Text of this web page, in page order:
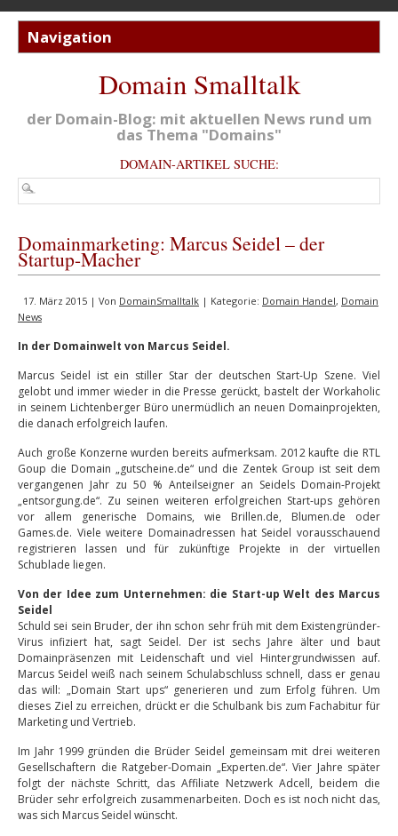
Domain Smalltalk
der Domain-Blog: mit aktuellen News rund um
das Thema "Domains"
DOMAIN-ARTIKEL SUCHE:
Domainmarketing: Marcus Seidel – der
Startup-Macher
17. März 2015 | Von DomainSmalltalk | Kategorie: Domain Handel, Domain
News
In der Domainwelt von Marcus Seidel.
Marcus Seidel ist ein stiller Star der deutschen Start-Up Szene. Viel
gelobt und immer wieder in die Presse gerückt, bastelt der Workaholic
in seinem Lichtenberger Büro unermüdlich an neuen Domainprojekten,
die danach erfolgreich laufen.
Auch große Konzerne wurden bereits aufmerksam. 2012 kaufte die RTL
Goup die Domain „gutscheine.de“ und die Zentek Group ist seit dem
vergangenen Jahr zu 50 % Anteilseigner an Seidels Domain-Projekt
„entsorgung.de“. Zu seinen weiteren erfolgreichen Start-ups gehören
vor allem generische Domains, wie Brillen.de, Blumen.de oder
Games.de. Viele weitere Domainadressen hat Seidel vorausschauend
registrieren lassen und für zukünftige Projekte in der virtuellen
Schublade liegen.
Von der Idee zum Unternehmen: die Start-up Welt des Marcus
Seidel
Schuld sei sein Bruder, der ihn schon sehr früh mit dem Existengründer-
Virus infiziert hat, sagt Seidel. Der ist sechs Jahre älter und baut
Domainpräsenzen mit Leidenschaft und viel Hintergrundwissen auf.
Marcus Seidel weiß nach seinem Schulabschluss schnell, dass er genau
das will: „Domain Start ups“ generieren und zum Erfolg führen. Um
dieses Ziel zu erreichen, drückt er die Schulbank bis zum Fachabitur für
Marketing und Vertrieb.
Im Jahr 1999 gründen die Brüder Seidel gemeinsam mit drei weiteren
Gesellschaftern die Ratgeber-Domain „Experten.de“. Vier Jahre später
folgt der nächste Schritt, das Affiliate Netzwerk Adcell, beidem die
Brüder sehr erfolgreich zusammenarbeiten. Doch es ist noch nicht das,
was sich Marcus Seidel wünscht.